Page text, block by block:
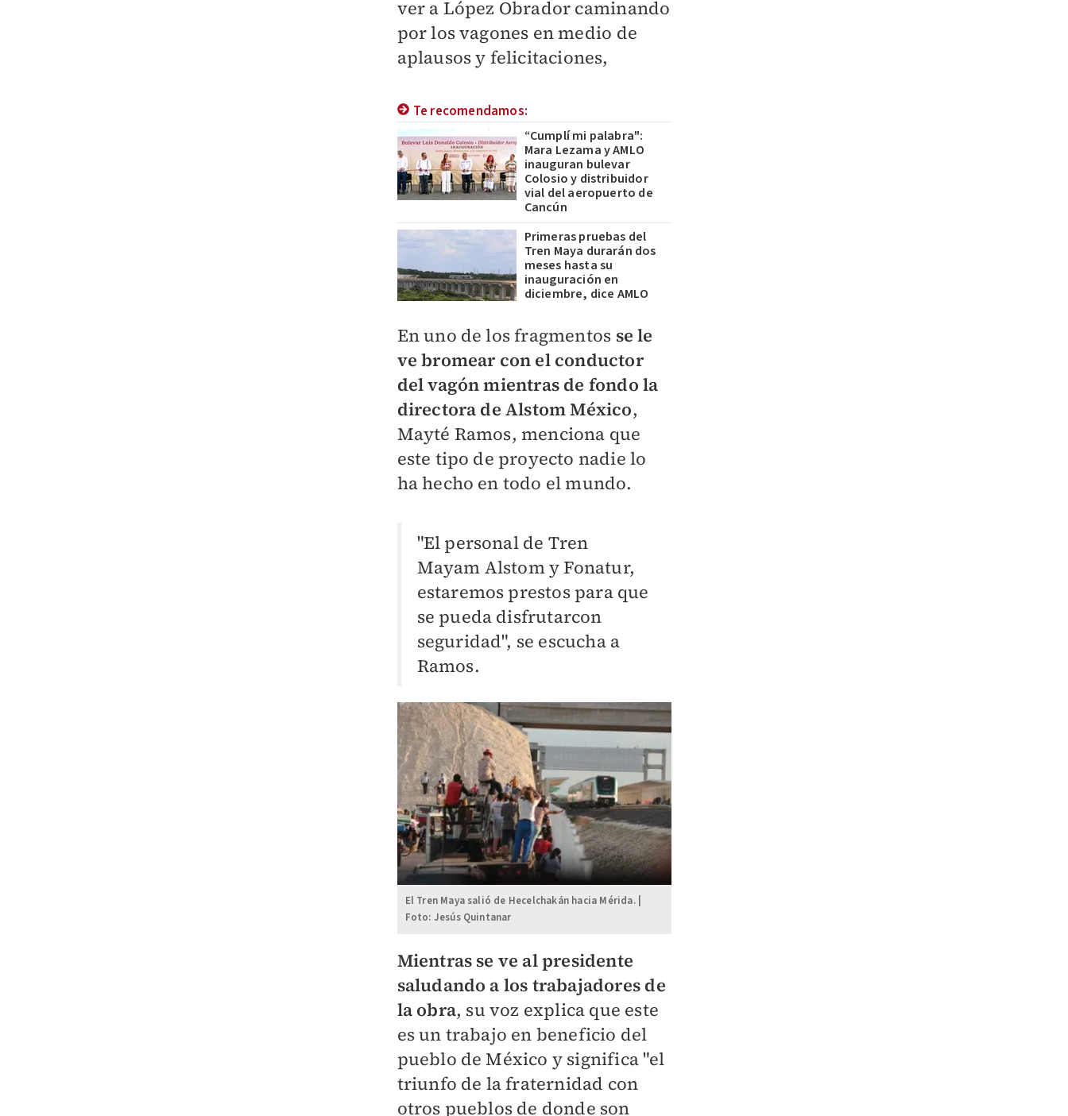
ver a López Obrador caminando
por los vagones en medio de
aplausos y felicitaciones,
Te recomendamos:
“Cumplí mi palabra":
Mara Lezama y AMLO
inauguran bulevar
Colosio y distribuidor
vial del aeropuerto de
Cancún
Primeras pruebas del
Tren Maya durarán dos
meses hasta su
inauguración en
diciembre, dice AMLO
En uno de los fragmentos se le
ve bromear con el conductor
del vagón mientras de fondo la
directora de Alstom México,
Mayté Ramos, menciona que
este tipo de proyecto nadie lo
ha hecho en todo el mundo.
"El personal de Tren
Mayam Alstom y Fonatur,
estaremos prestos para que
se pueda disfrutarcon
seguridad", se escucha a
Ramos.
El Tren Maya salió de Hecelchakán hacia Mérida. |
Foto: Jesús Quintanar
Mientras se ve al presidente
saludando a los trabajadores de
la obra, su voz explica que este
es un trabajo en beneficio del
pueblo de México y significa "el
triunfo de la fraternidad con
otros pueblos de donde son